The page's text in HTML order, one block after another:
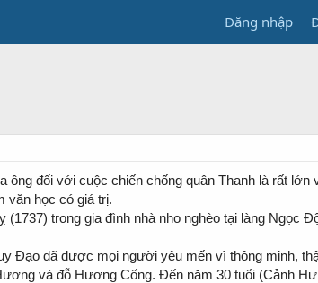
Đăng nhập
đối với cuộc chiến chống quân Thanh là rất lớn
văn học có giá trị.
trong gia đình nhà nho nghèo tại làng Ngọc
Đạo đã được mọi người yêu mến vì thông minh,
và đỗ Hương Cống. Đến năm 30 tuổi (Cảnh